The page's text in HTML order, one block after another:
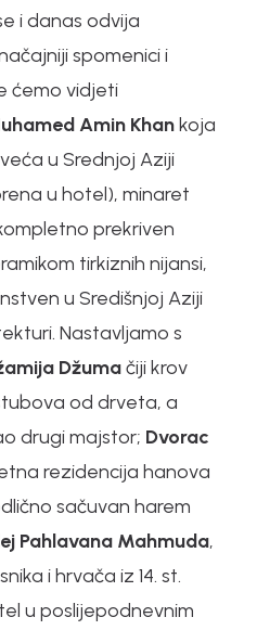
i danas odvija
spomenici i
ćemo vidjeti
Amin Khankoja
u Srednjoj Aziji
u hotel), minaret
prekriven
tirkiznih nijansi,
u Središnjoj Aziji
Nastavljamo s
Džumačiji krov
od drveta, a
drugi majstor; Dvorac
rezidencija hanova
sačuvan harem
Pahlavana Mahmuda,
i hrvača iz 14. st.
u poslijepodnevnim